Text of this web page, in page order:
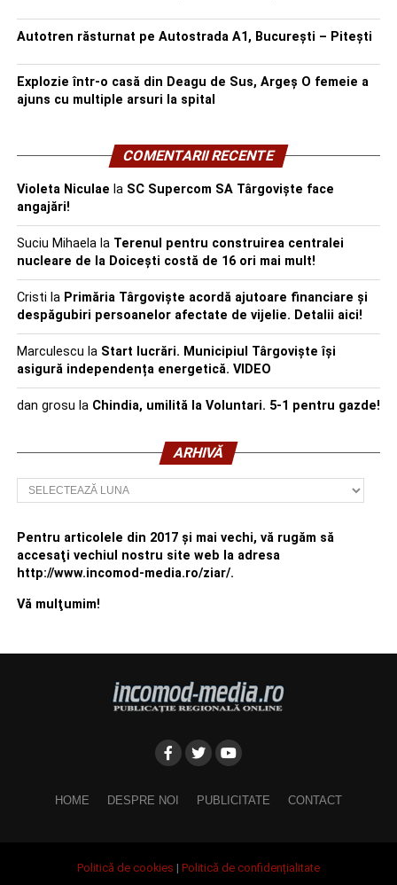
Autotren răsturnat pe Autostrada A1, București – Pitești
Explozie într-o casă din Deagu de Sus, Argeș O femeie a
ajuns cu multiple arsuri la spital
COMENTARII RECENTE
Violeta Niculae la SC Supercom SA Târgoviște face
angajări!
Suciu Mihaelala Terenul pentru construirea centralei
nucleare de la Doicești costă de 16 ori mai mult!
Cristi la Primăria Târgoviște acordă ajutoare financiare și
despăgubiri persoanelor afectate de vijelie. Detalii aici!
Marculescu la Start lucrări. Municipiul Târgoviște își
asigură independența energetică. VIDEO
dan grosu la Chindia, umilită la Voluntari. 5-1 pentru gazde!
ARHIVĂ
Arhivă
Pentru articolele din 2017 şi mai vechi, vă rugăm să
accesaţi vechiul nostru site web la adresa
http://www.incomod-media.ro/ziar/.
Vă mulţumim!
HOME DESPRE NOI PUBLICITATE CONTACT
Politică de cookies | Politică de confidențialitate